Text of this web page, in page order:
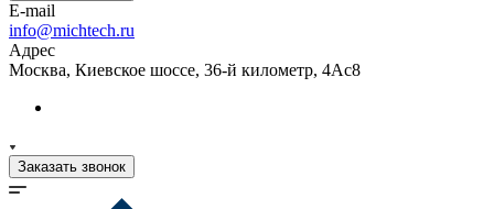
E-mail
info@michtech.ru
Адрес
Москва, Киевское шоссе, 36-й километр, 4Ас8
Заказать звонок